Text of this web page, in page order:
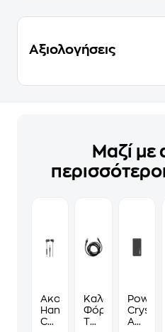
Αξιολογήσεις
Μαζί με
Ακουστικά
Handsfree
Cellular
Καλώδιο
Φόρτισης
Tune
Crystal
Audio